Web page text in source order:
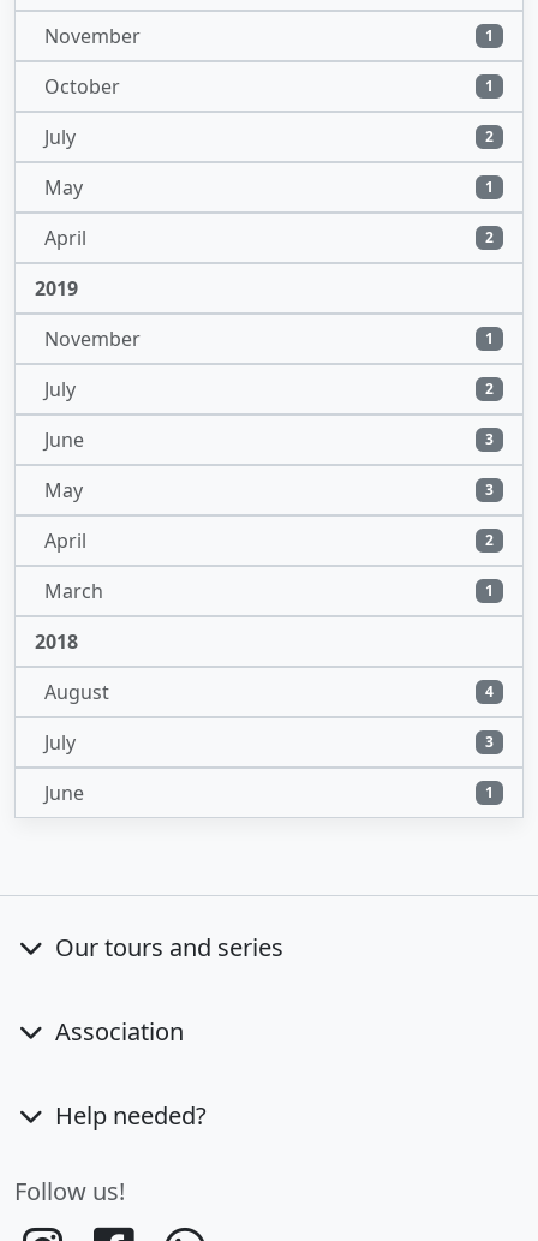
November
1
October 1
July 2
May 1
April 2
2019
November
1
July 2
June 3
May 3
April 2
March 1
2018
August
4
July 3
June 1
Our tours and series
Association
Help needed?
Follow us!